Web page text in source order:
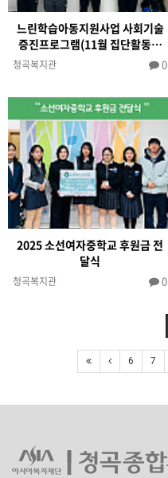
느린학습아동지원사업 사회기술
증진프로그램(11월 집단활동…
청곡복지관 0
2025 소선여자중학교 후원금 전
달식
청곡복지관 0
6 7